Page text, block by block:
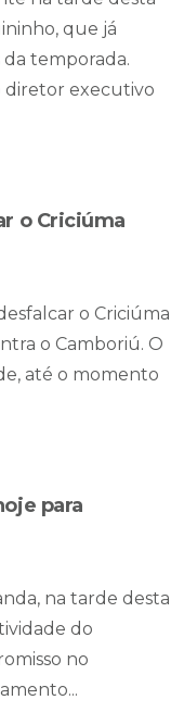
que já
temporada.
diretor executivo
o Criciúma
o Criciúma
o Camboriú. O
até o momento
para
na tarde desta
do
no